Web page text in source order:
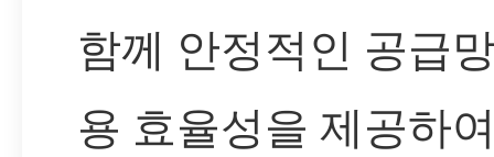
함께 안정적인 공급
용 효율성을 제공하